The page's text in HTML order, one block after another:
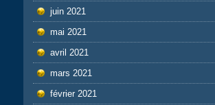
juin 2021
mai 2021
avril 2021
mars 2021
février 2021